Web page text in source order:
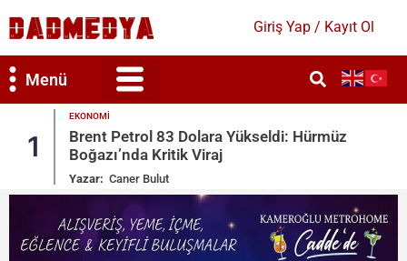
Giriş Yap / Kayıt Ol
Menü
2
Mekke Savunma Anlaşması:
Arabistan, Pakistan
Yazar: